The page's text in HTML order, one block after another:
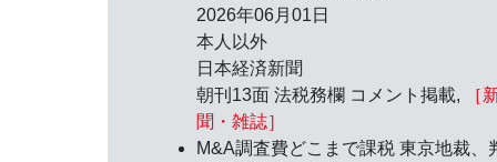
2026年06月01日
本人以外
日本経済新聞
朝刊13面 法税務欄 コメント掲載,
［
聞・雑誌］
M&A調査費どこまで課税 東京地裁、